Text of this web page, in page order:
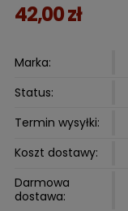
42,00 zł
Marka:
Status:
Termin wysyłki:
Koszt dostawy:
Darmowa
dostawa: